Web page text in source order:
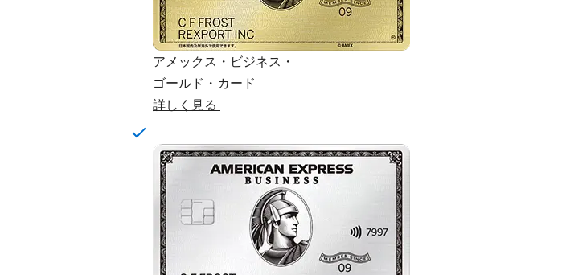
アメックス・ビジネス・
ゴールド・カード
詳しく見る